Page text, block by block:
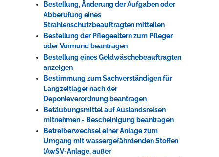
Bestellung, Änderung der Aufgaben oder
Abberufung eines
Strahlenschutzbeauftragten mitteilen
Bestellung der Pflegeeltern zum Pfleger
oder Vormund beantragen
Bestellung eines Geldwäschebeauftragten
anzeigen
Bestimmung zum Sachverständigen für
Langzeitlager nach der
Deponieverordnung beantragen
Betäubungsmittel auf Auslandsreisen
mitnehmen - Bescheinigung beantragen
Betreiberwechsel einer Anlage zum
Umgang mit wassergefährdenden Stoffen
(AwSV-Anlage, außer